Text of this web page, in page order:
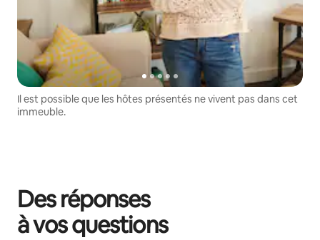
Il est possible que les hôtes présentés ne vivent pas dans cet
immeuble.
Des réponses
à vos questions